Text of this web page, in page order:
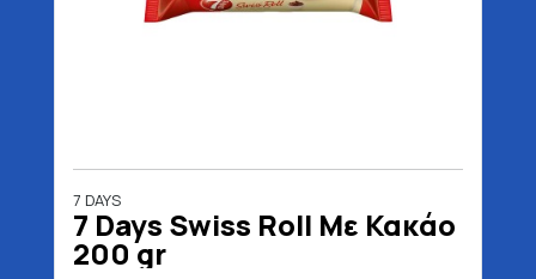
7 DAYS
7 Days Swiss Roll Με Κακάο
200 gr